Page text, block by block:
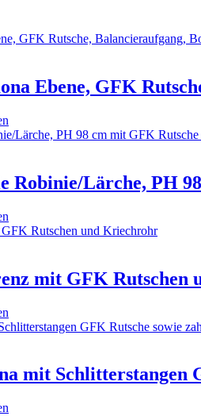
Ebene, GFK
Robinie/Lärche, PH
mit GFK Rutschen
mit